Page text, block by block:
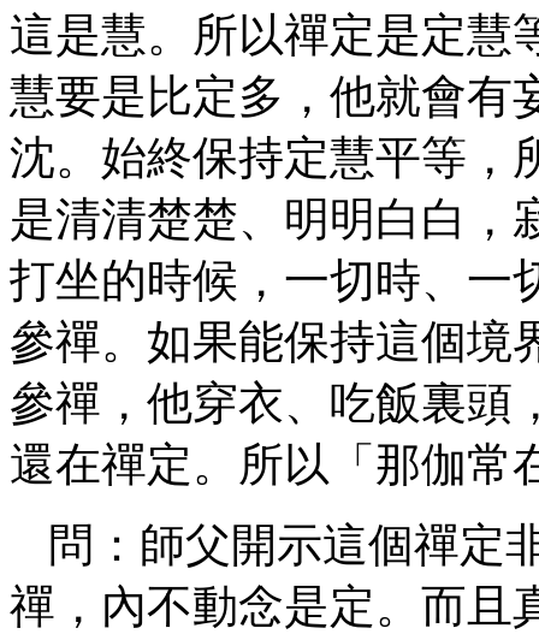
這是慧。所以禪定是定慧
慧要是比定多，他就會有
沈。始終保持定慧平等，
是清清楚楚、明明白白，
打坐的時候，一切時、一
參禪。如果能保持這個境
參禪，他穿衣、吃飯裏頭
還在禪定。所以「那伽常
問：師父開示這個禪定
禪，內不動念是定。而且